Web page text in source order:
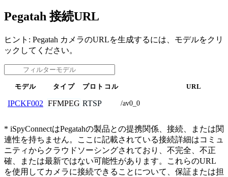
Pegatah 接続URL
ヒント: Pegatah カメラのURLを生成するには、モデルをクリ
ックしてください。
モデル タイプ プロトコル URL
IPCKF002 FFMPEG RTSP /av0_0
* iSpyConnectはPegatahの製品との提携関係、接続、または関
連性を持ちません。ここに記載されている接続詳細はコミュ
ニティからクラウドソーシングされており、不完全、不正
確、または最新ではない可能性があります。これらのURL
を使用してカメラに接続できることについて、保証または担